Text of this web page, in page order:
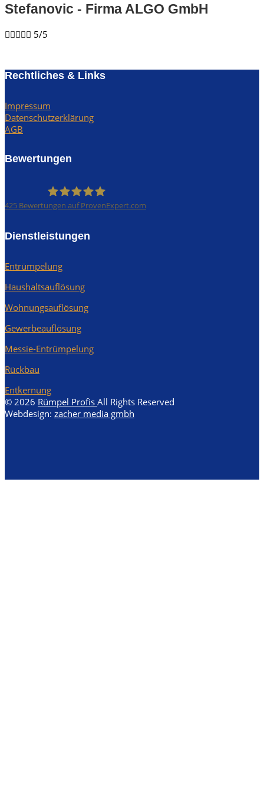
Stefanovic - Firma ALGO GmbH​
 5/5
Rechtliches & Links
Impressum
Datenschutzerklärung
AGB
Bewertungen
425 Bewertungen auf ProvenExpert.com
Dienstleistungen
Entrümpelung
Haushaltsauflösung
Wohnungsauflösung
Gewerbeauflösung
Messie-Entrümpelung
Rückbau
Entkernung
© 2026 Rümpel Profis All Rights Reserved
Webdesign: zacher media gmbh